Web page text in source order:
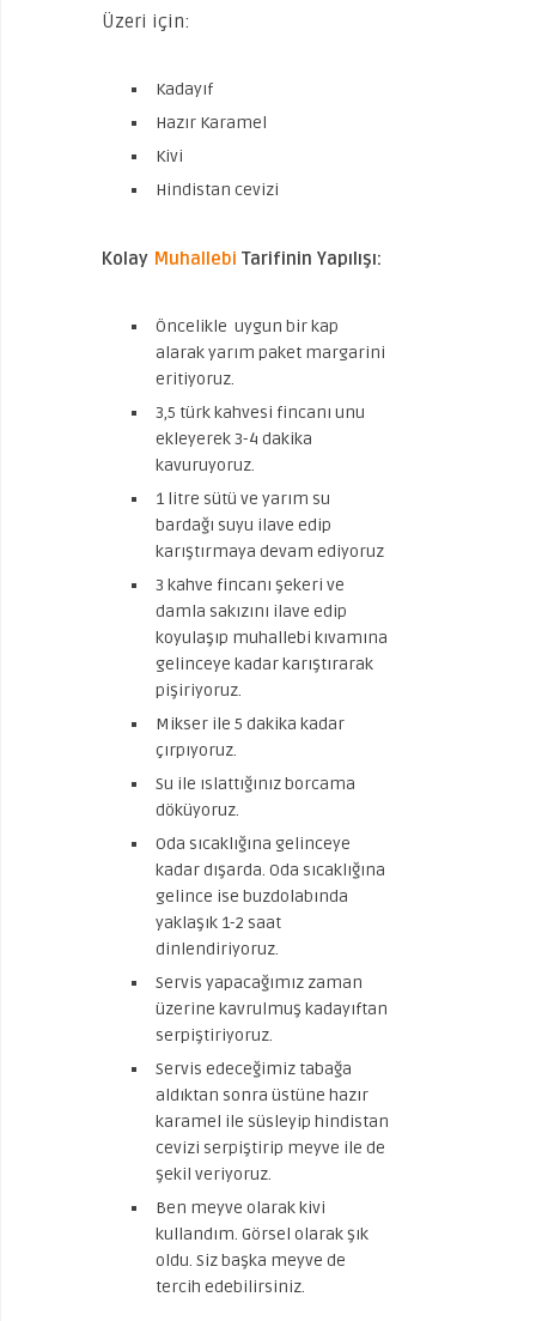
Üzeri için:
Kadayıf
Hazır Karamel
Kivi
Hindistan cevizi
Kolay Muhallebi Tarifinin Yapılışı:
Öncelikle uygun bir kap
alarak yarım paket margarini
eritiyoruz.
3,5 türk kahvesi fincanı unu
ekleyerek 3-4 dakika
kavuruyoruz.
1 litre sütü ve yarım su
bardağı suyu ilave edip
karıştırmaya devam ediyoruz
3 kahve fincanı şekeri ve
damla sakızını ilave edip
koyulaşıp muhallebi kıvamına
gelinceye kadar karıştırarak
pişiriyoruz.
Mikser ile 5 dakika kadar
çırpıyoruz.
Su ile ıslattığınız borcama
döküyoruz.
Oda sıcaklığına gelinceye
kadar dışarda. Oda sıcaklığına
gelince ise buzdolabında
yaklaşık 1-2 saat
dinlendiriyoruz.
Servis yapacağımız zaman
üzerine kavrulmuş kadayıftan
serpiştiriyoruz.
Servis edeceğimiz tabağa
aldıktan sonra üstüne hazır
karamel ile süsleyip hindistan
cevizi serpiştirip meyve ile de
şekil veriyoruz.
Ben meyve olarak kivi
kullandım. Görsel olarak şık
oldu. Siz başka meyve de
tercih edebilirsiniz.